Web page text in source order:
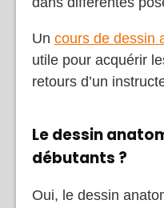
Un cours de dessin
utile pour acquérir
retours d’un
Le dessin
débutants ?
Oui, le dessin